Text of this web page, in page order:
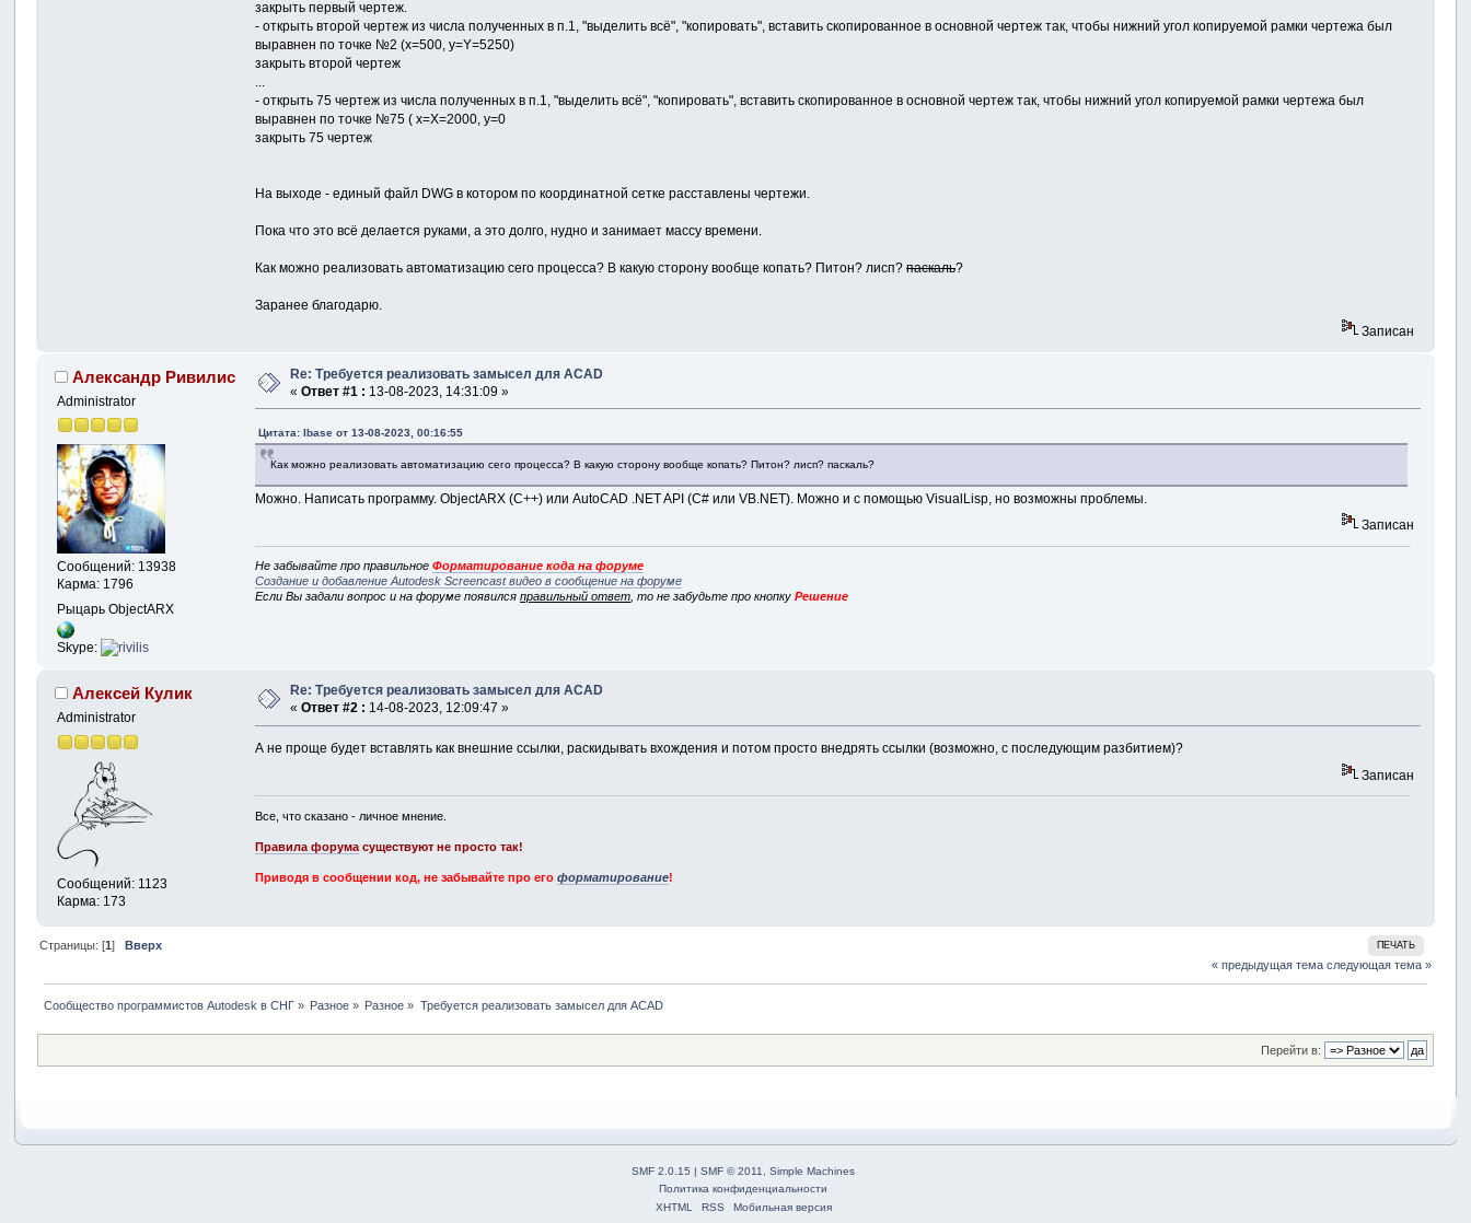
закрыть первый чертеж.
- открыть второй чертеж из числа полученных в п.1, "выделить всё", "копировать", вставить скопированное в основной чертеж так, чтобы нижний угол копируемой рамки чертежа был
выравнен по точке №2 (x=500, y=Y=5250)
закрыть второй чертеж
- открыть 75 чертеж из числа полученных в п.1, "выделить всё", "копировать", вставить скопированное в основной чертеж так, чтобы нижний угол копируемой рамки чертежа был
выравнен по точке №75 ( х=Х=2000, у=0
закрыть 75 чертеж
На выходе - единый файл DWG в котором по координатной сетке расставлены чертежи.
Пока что это всё делается руками, а это долго, нудно и занимает массу времени.
Как можно реализовать автоматизацию сего процесса? В какую сторону вообще копать? Питон? лисп?паскаль?
Заранее благодарю.
Записан
Александр Ривилис
Administrator
Сообщений: 13938
Карма: 1796
Рыцарь ObjectARX
Skype:
Re: Требуется реализовать замысел для ACAD
«Ответ #1 : 13-08-2023, 14:31:09 »
Цитата: Ibase от 13-08-2023, 00:16:55
Как можно реализовать автоматизацию сего процесса? В какую сторону вообще копать? Питон? лисп? паскаль?
Можно. Написать программу. ObjectARX (C++) или AutoCAD .NET API (C# или VB.NET). Можно и с помощью VisualLisp, но возможны проблемы.
Записан
Не забывайте про правильноеФорматирование кода на форуме
Создание и добавление Autodesk Screencast видео в сообщение на форуме
Если Вы задали вопрос и на форуме появилсяправильный ответ , то не забудьте про кнопкуРешение
Алексей Кулик
Administrator
Сообщений: 1123
Карма: 173
Re: Требуется реализовать замысел для ACAD
«Ответ #2 : 14-08-2023, 12:09:47 »
А не проще будет вставлять как внешние ссылки, раскидывать вхождения и потом просто внедрять ссылки (возможно, с последующим разбитием)?
Записан
Все, что сказано - личное мнение.
Правила форума существуют не просто так!
Приводя в сообщении код, не забывайте про его форматирование!
ПЕЧАТЬ
Страницы: [1]
Вверх
« предыдущая тема следующая тема »
Сообщество программистов Autodesk в СНГ» Разное » Разное » Требуется реализовать замысел для ACAD
Перейти в:
SMF 2.0.15 |SMF © 2011 ,Simple Machines
Политика конфиденциальности
XHTML
RSS Мобильная версия